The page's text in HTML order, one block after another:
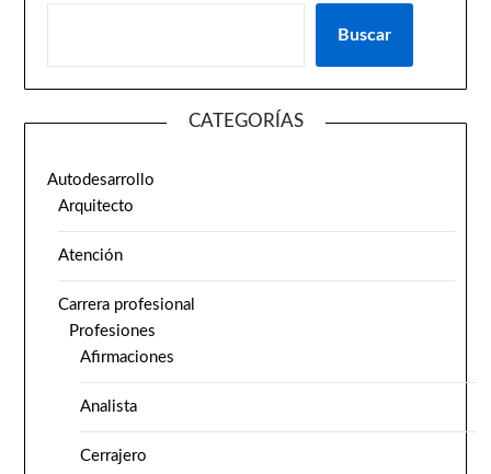
Buscar
CATEGORÍAS
Autodesarrollo
Arquitecto
Atención
Carrera profesional
Profesiones
Afirmaciones
Analista
Cerrajero